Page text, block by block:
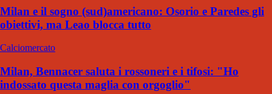
Milan e il sogno (sud)americano: Osorio e Paredes gli
obiettivi, ma Leao blocca tutto
Calciomercato
Milan, Bennacer saluta i rossoneri e i tifosi: "Ho
indossato questa maglia con orgoglio"